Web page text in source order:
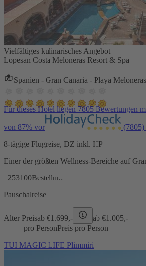
Vielfältiges kulinarisches Angebot
Lopesan Costa Meloneras Resort & Spa
Spanien - Gran Canaria - Playa Meloneras
Für dieses Hotel liegen 7805 Bewertungen
von 87% vor (7805)
8-tägige Flugreise, DZ inkl. HP
Einer der größten Wellness-Bereiche auf
253100Bestellnr.:
Pauschalreise
Alter Preisab €1.699,- ab €1.005,-
pro PersonPreis pro Person
TUI MAGIC LIFE Plimmiri